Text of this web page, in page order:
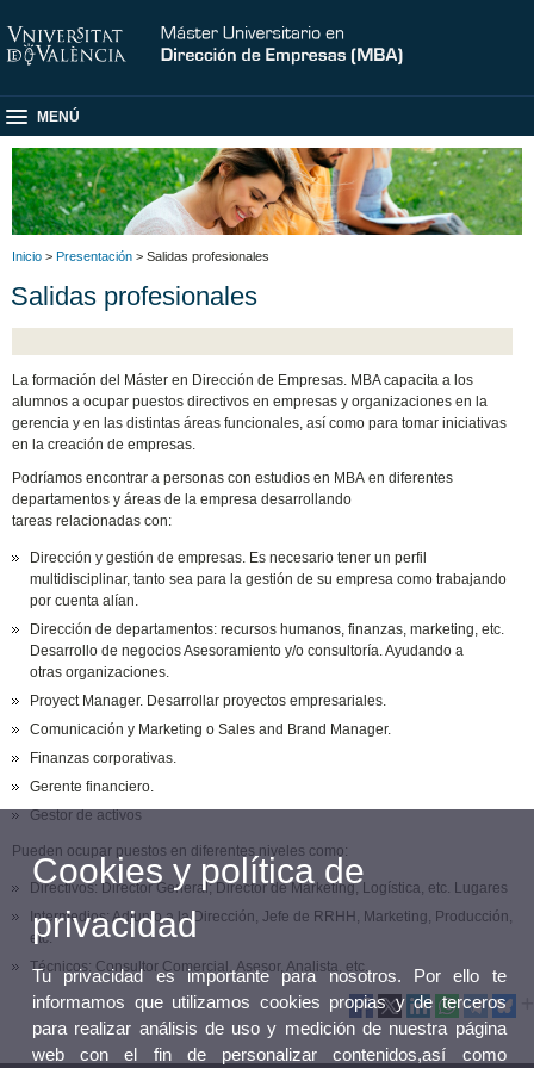
MENÚ
Inicio > Presentación > Salidas profesionales
Salidas profesionales
La formación del Máster en Dirección de Empresas. MBA capacita a los
alumnos a ocupar puestos directivos en empresas y organizaciones en la
gerencia y en las distintas áreas funcionales, así como para tomar iniciativas
en la creación de empresas.
Podríamos encontrar a personas con estudios en MBA en diferentes
departamentos y áreas de la empresa desarrollando
tareas relacionadas con:
Dirección y gestión de empresas. Es necesario tener un perfil
multidisciplinar, tanto sea para la gestión de su empresa como trabajando
por cuenta alían.
Dirección de departamentos: recursos humanos, finanzas, marketing, etc.
Desarrollo de negocios Asesoramiento y/o consultoría. Ayudando a
otras organizaciones.
Proyect Manager. Desarrollar proyectos empresariales.
Comunicación y Marketing o Sales and Brand Manager.
Finanzas corporativas.
Gerente financiero.
Gestor de activos
Pueden ocupar puestos en diferentes niveles como:
Directivos: Director General; Director de Marketing, Logística, etc. Lugares
Intermedios: Adjunto a la Dirección, Jefe de RRHH, Marketing, Producción,
etc.
Técnicos: Consultor Comercial, Asesor, Analista, etc.
Cookies y política de
privacidad
Tu privacidad es importante para nosotros. Por ello te
informamos que utilizamos cookies propias y de terceros
para realizar análisis de uso y medición de nuestra página
web con el fin de personalizar contenidos,así como